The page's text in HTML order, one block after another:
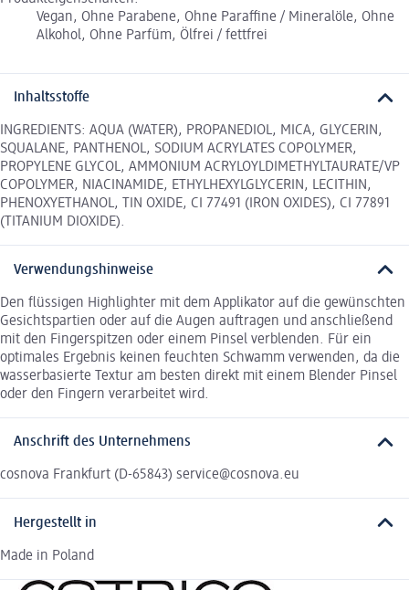
Vegan, Ohne Parabene, Ohne Paraffine / Mineralöle, Ohne
Alkohol, Ohne Parfüm, Ölfrei / fettfrei
Inhaltsstoffe
INGREDIENTS: AQUA (WATER), PROPANEDIOL, MICA, GLYCERIN,
SQUALANE, PANTHENOL, SODIUM ACRYLATES COPOLYMER,
PROPYLENE GLYCOL, AMMONIUM ACRYLOYLDIMETHYLTAURATE/VP
COPOLYMER, NIACINAMIDE, ETHYLHEXYLGLYCERIN, LECITHIN,
PHENOXYETHANOL, TIN OXIDE, CI 77491 (IRON OXIDES), CI 77891
(TITANIUM DIOXIDE).
Verwendungshinweise
Den flüssigen Highlighter mit dem Applikator auf die gewünschten
Gesichtspartien oder auf die Augen auftragen und anschließend
mit den Fingerspitzen oder einem Pinsel verblenden. Für ein
optimales Ergebnis keinen feuchten Schwamm verwenden, da die
wasserbasierte Textur am besten direkt mit einem Blender Pinsel
oder den Fingern verarbeitet wird.
Anschrift des Unternehmens
cosnova Frankfurt (D-65843) service@cosnova.eu
Hergestellt in
Made in Poland